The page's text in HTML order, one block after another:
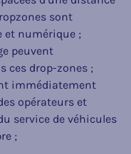
sont
et numérique ;
peuvent
ces drop-zones ;
immédiatement
opérateurs et
service de véhicules
;